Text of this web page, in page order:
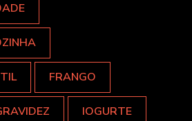
FRANGO
IOGURTE